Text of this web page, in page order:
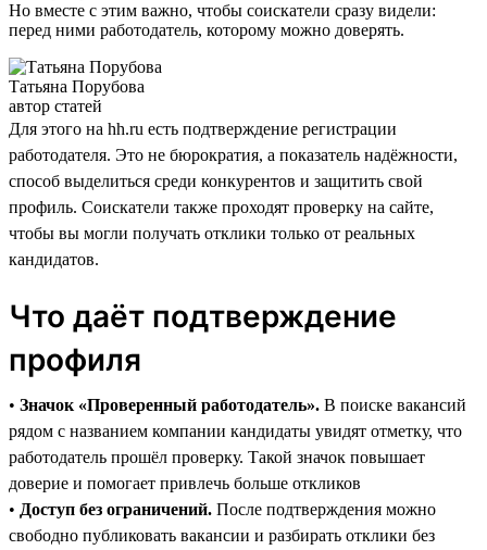
Но вместе с этим важно, чтобы соискатели сразу видели:
перед ними работодатель, которому можно доверять.
Татьяна Порубова
автор статей
Для этого на hh.ru есть подтверждение регистрации
работодателя. Это не бюрократия, а показатель надёжности,
способ выделиться среди конкурентов и защитить свой
профиль. Соискатели также проходят проверку на сайте,
чтобы вы могли получать отклики только от реальных
кандидатов.
Что даёт подтверждение
профиля
• Значок «Проверенный работодатель». В поиске вакансий
рядом с названием компании кандидаты увидят отметку, что
работодатель прошёл проверку. Такой значок повышает
доверие и помогает привлечь больше откликов
• Доступ без ограничений. После подтверждения можно
свободно публиковать вакансии и разбирать отклики без